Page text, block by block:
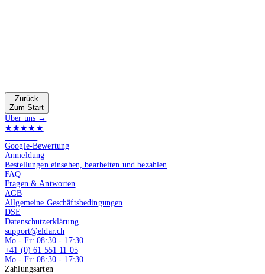
Zurück
Zum Start
Über uns →
★★★★★
Google-Bewertung
Anmeldung
Bestellungen einsehen, bearbeiten und bezahlen
FAQ
Fragen & Antworten
AGB
Allgemeine Geschäftsbedingungen
DSE
Datenschutzerklärung
support@eldar.ch
Mo - Fr: 08:30 - 17:30
+41 (0) 61 551 11 05
Mo - Fr: 08:30 - 17:30
Zahlungsarten